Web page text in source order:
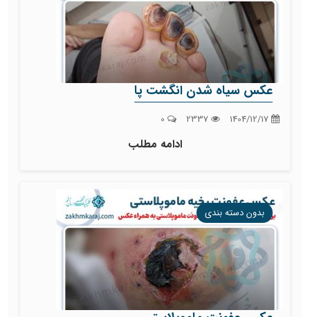
عکس سیاه شدن انگشت پا
ادامه مطلب
بدون دسته بندی